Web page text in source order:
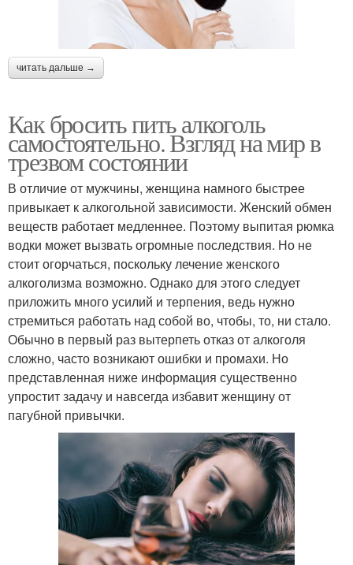
читать дальше →
Как бросить пить алкоголь
самостоятельно. Взгляд на мир в
трезвом состоянии
В отличие от мужчины, женщина намного быстрее
привыкает к алкогольной зависимости. Женский обмен
веществ работает медленнее. Поэтому выпитая рюмка
водки может вызвать огромные последствия. Но не
стоит огорчаться, поскольку лечение женского
алкоголизма возможно. Однако для этого следует
приложить много усилий и терпения, ведь нужно
стремиться работать над собой во, чтобы, то, ни стало.
Обычно в первый раз вытерпеть отказ от алкоголя
сложно, часто возникают ошибки и промахи. Но
представленная ниже информация существенно
упростит задачу и навсегда избавит женщину от
пагубной привычки.